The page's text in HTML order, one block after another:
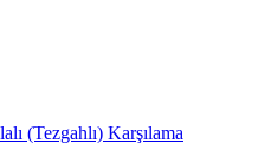
(Tezgahlı) Karşılama